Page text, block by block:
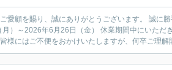
より順次対応させていただきます。 皆様にはご不便をおかけいたしますが、何卒ご